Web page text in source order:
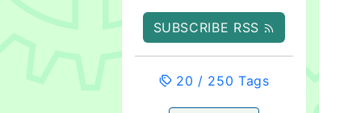
SUBSCRIBE RSS
20 / 250 Tags